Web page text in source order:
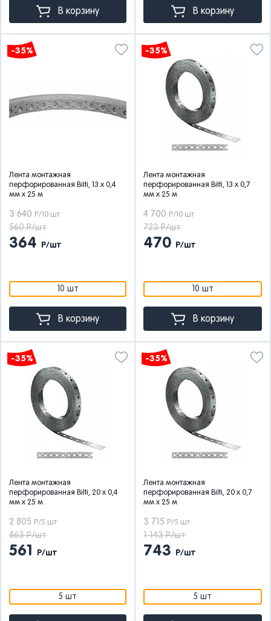
В корзину В корзину
-35%
Лента монтажная
перфорированная Bilti, 13 x 0,4
мм x 25 м
3 640 Р/10 шт
560 Р/шт
364 Р/шт
10 шт
В корзину
-35%
Лента монтажная
перфорированная Bilti, 13 x 0,7
мм x 25 м
4 700 Р/10 шт
723 Р/шт
470 Р/шт
10 шт
В корзину
-35%
Лента монтажная
перфорированная Bilti, 20 x 0,4
мм x 25 м
2 805 Р/5 шт
863 Р/шт
561 Р/шт
5 шт
-35%
Лента монтажная
перфорированная Bilti, 20 x 0,7
мм x 25 м
3 715 Р/5 шт
1 143 Р/шт
743 Р/шт
5 шт